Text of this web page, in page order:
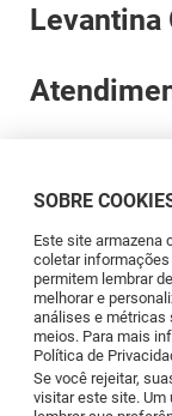
SOBRE
Este site armazena
coletar
permitem lembrar
melhorar e
análises e métricas
meios. Para mais
Política de
Se você rejeitar,
visitar este site. Um
Levantina
Brands
Blog